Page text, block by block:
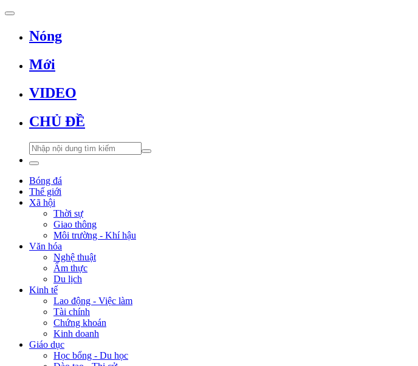
Nóng
Mới
VIDEO
CHỦ ĐỀ
Bóng đá
Thế giới
Xã hội
Thời sự
Giao thông
Môi trường - Khí hậu
Văn hóa
Nghệ thuật
Ẩm thực
Du lịch
Kinh tế
Lao động - Việc làm
Tài chính
Chứng khoán
Kinh doanh
Giáo dục
Học bổng - Du học